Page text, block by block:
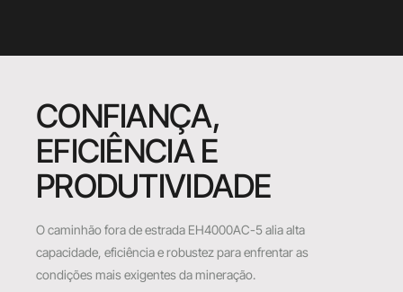
CONFIANÇA,
EFICIÊNCIA E
PRODUTIVIDADE
O caminhão fora de estrada EH4000AC-5 alia alta
capacidade, eficiência e robustez para enfrentar as
condições mais exigentes da mineração.